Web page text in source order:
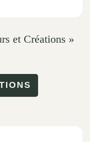
et Créations »